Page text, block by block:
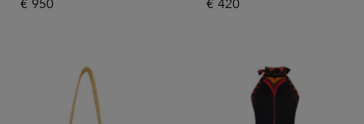
€ 950 € 420